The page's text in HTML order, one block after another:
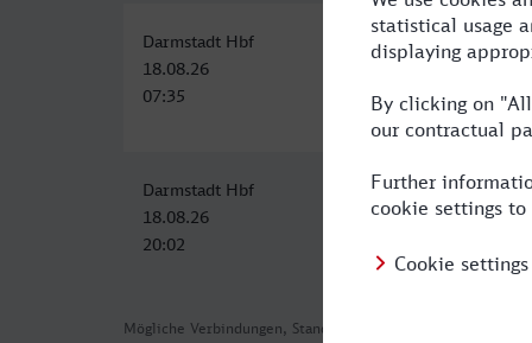
Mögliche Verbindungen, Stand: 2026-08-04 06:24
Darmstadt Hbf
18.08.26
07:35
Innsbruck Hbf
18.08.26
13:18
Darmstadt Hbf
18.08.26
20:02
Innsbruck Hbf
19.08.26